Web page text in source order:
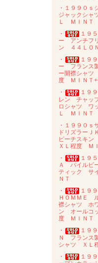
・１９９０
ジャックシ
Ｌ ＭＩＮＴ
・
１９
ー アンチフ
ン ４４ＬＯ
・
１９
ー フランス
ー開襟シャツ
度 ＭＩＮＴ
・
１９
レン チャッ
ロシャツ ワ
Ｌ ＭＩＮＴ
・１９９０
ドリズラー
ピーチスキ
ＸＬ程度 Ｍ
・
１９
Ａ パイルビ
ティック サ
ＮＴ
・
１９
ＨＯＭＭＥ
襟シャツ ホ
ン オールコ
度 ＭＩＮＴ
・
１９
Ｎ フランス
シャツ ＸＬ
・
１９